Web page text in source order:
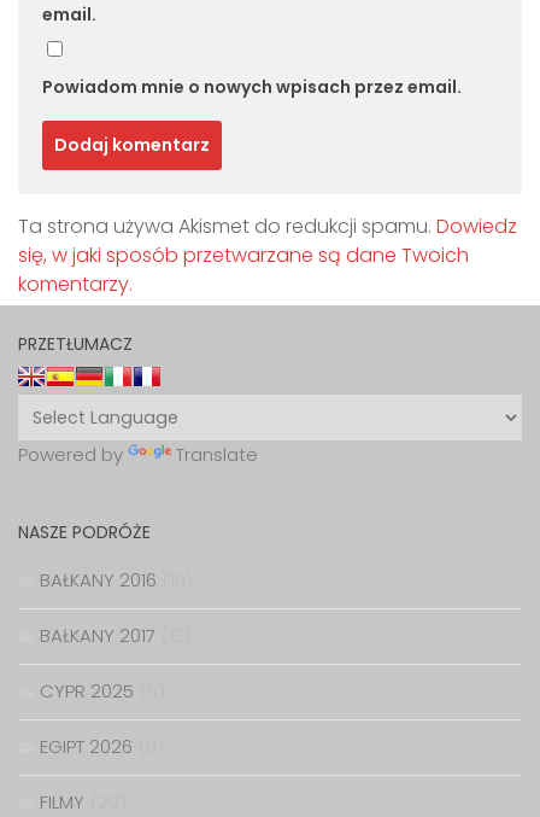
email.
Powiadom mnie o nowych wpisach przez email.
Ta strona używa Akismet do redukcji spamu. Dowiedz
się, w jaki sposób przetwarzane są dane Twoich
komentarzy.
PRZETŁUMACZ
Powered by Translate
NASZE PODRÓŻE
BAŁKANY 2016
BAŁKANY 2017
CYPR 2025
EGIPT 2026
FILMY